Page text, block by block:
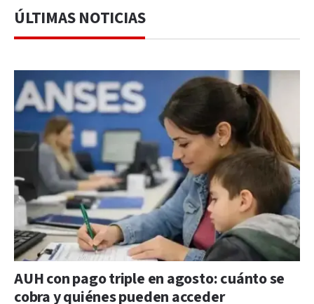
ÚLTIMAS NOTICIAS
AUH con pago triple en agosto: cuánto se
cobra y quiénes pueden acceder